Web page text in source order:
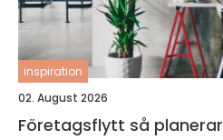
inspiration
02. August 2026
Företagsflytt så planerar du en smidig och